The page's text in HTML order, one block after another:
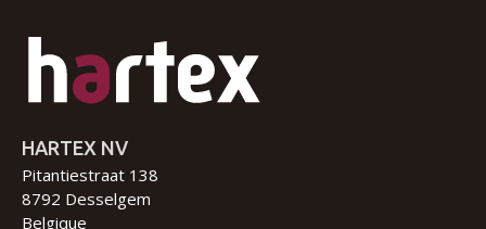
HARTEX NV
Pitantiestraat 138
8792 Desselgem
Belgique